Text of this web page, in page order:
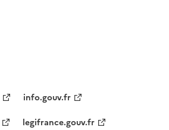
info.gouv.fr
legifrance.gouv.fr